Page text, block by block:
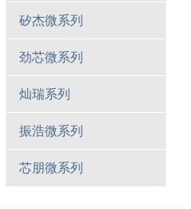
矽杰微系列
劲芯微系列
灿瑞系列
振浩微系列
芯朋微系列